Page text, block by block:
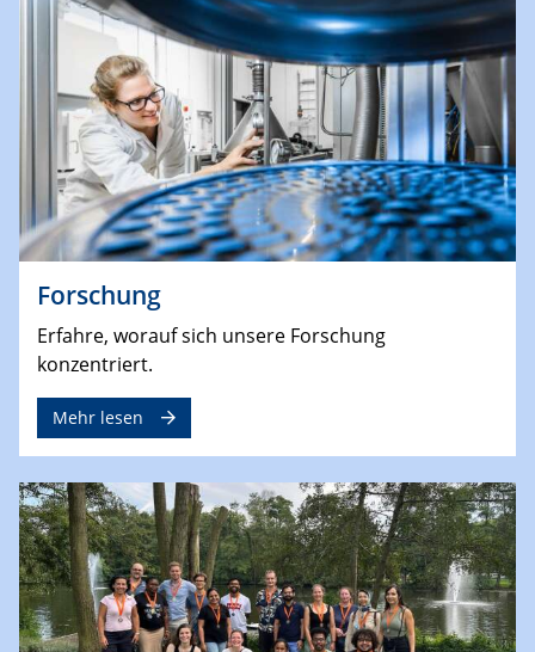
Forschung
Erfahre, worauf sich unsere Forschung
konzentriert.
Mehr lesen